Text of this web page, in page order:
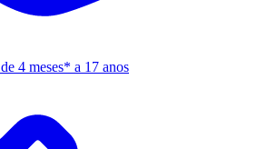
de 4 meses* a 17 anos